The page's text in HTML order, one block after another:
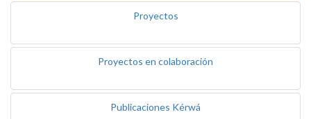
Proyectos
Proyectos en colaboración
Publicaciones Kérwá